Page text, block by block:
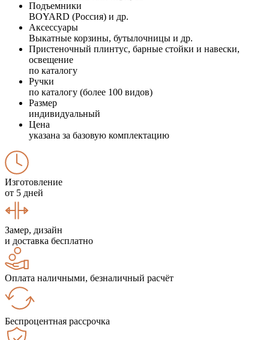
Подъемники
BOYARD (Россия) и др.
Аксессуары
Выкатные корзины, бутылочницы и др.
Пристеночный плинтус, барные стойки и навески,
освещение
по каталогу
Ручки
по каталогу (более 100 видов)
Размер
индивидуальный
Цена
указана за базовую комплектацию
Изготовление
от 5 дней
Замер, дизайн
и доставка бесплатно
Оплата наличными, безналичный расчёт
Беспроцентная рассрочка